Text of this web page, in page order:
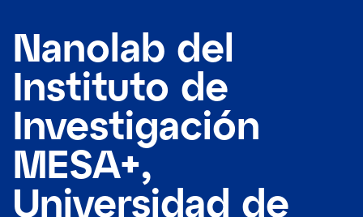
Nanolab del
Instituto de
Investigación
MESA+,
Universidad de